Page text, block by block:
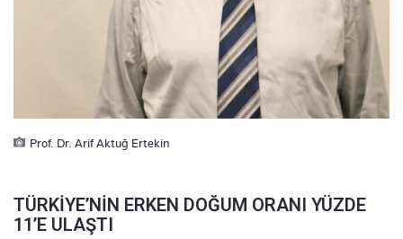
Prof. Dr. Arif Aktuğ Ertekin
TÜRKİYE’NİN ERKEN DOĞUM ORANI YÜZDE
11’E ULAŞTI